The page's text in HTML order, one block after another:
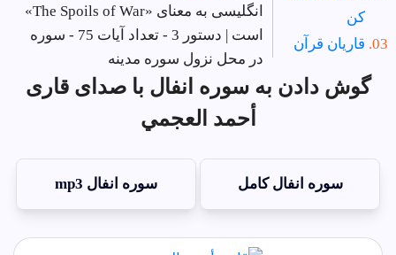
کن
قاریان قرآن
انگلیسی به معنای «The Spoils of War»
است | دستور 3 - تعداد آیات 75 - سوره
در محل نزول سوره مدینه
گوش دادن به سوره انفال با صدای قاری
أحمد العجمي
سوره انفال کامل سوره انفال mp3